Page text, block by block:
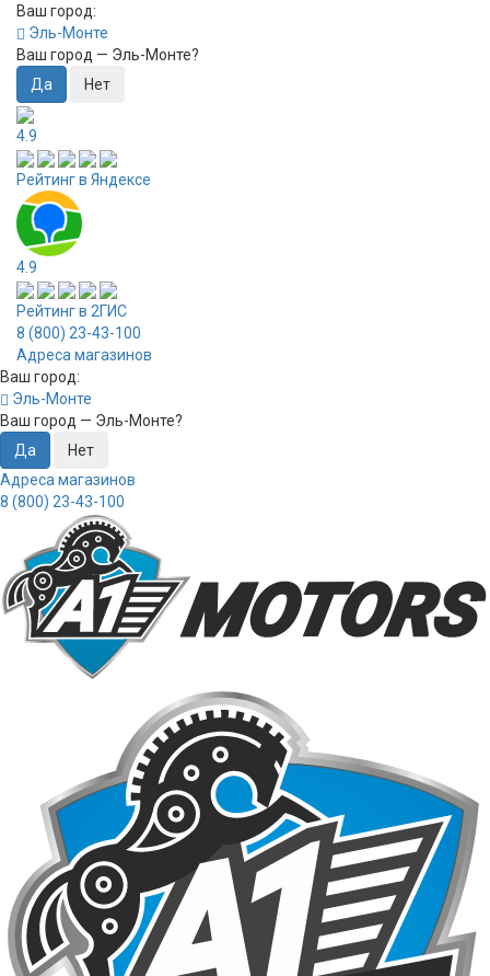
Ваш город:
Эль-Монте
Ваш город — Эль-Монте?
4.9
Рейтинг в Яндексе
4.9
Рейтинг в 2ГИС
8 (800) 23-43-100
Адреса магазинов
Ваш город:
Эль-Монте
Ваш город — Эль-Монте?
Адреса магазинов
8 (800) 23-43-100